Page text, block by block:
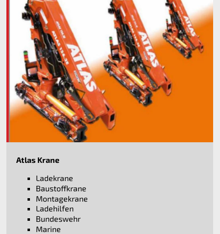
Atlas Krane
Ladekrane
Baustoffkrane
Montagekrane
Ladehilfen
Bundeswehr
Marine